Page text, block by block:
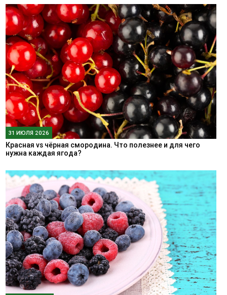
31 ИЮЛЯ 2026
Красная vs чёрная смородина. Что полезнее и для чего
нужна каждая ягода?